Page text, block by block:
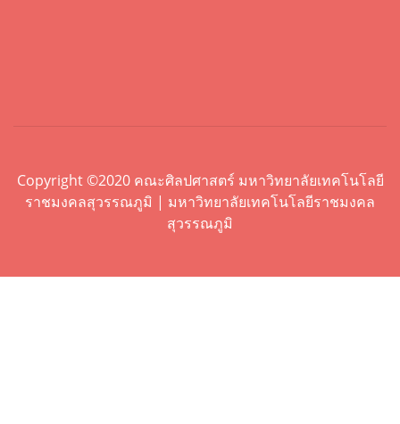
Copyright ©2020 คณะศิลปศาสตร์ มหาวิทยาลัยเทคโนโลยี
ราชมงคลสุวรรณภูมิ | มหาวิทยาลัยเทคโนโลยีราชมงคล
สุวรรณภูมิ